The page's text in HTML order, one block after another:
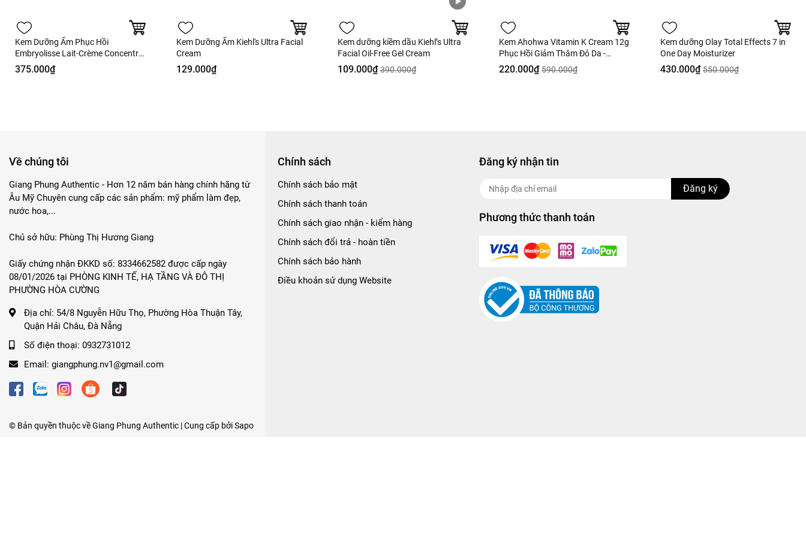
Kem Dưỡng Ẩm Phục Hồi
Embryolisse Lait-Crème Concentré
Fullbox - Hàng Công Ty
375.000₫
Kem Dưỡng Ẩm Kiehl's Ultra Facial
Cream
129.000₫
Kem dưỡng kiềm dầu Kiehl’s Ultra
Facial Oil‑Free Gel Cream
109.000₫ 390.000₫
Kem Ahohwa Vitamin K Cream 12g
Phục Hồi Giảm Thâm Đỏ Da -
Nobox - Hàng Công Ty
220.000₫ 590.000₫
Kem dưỡng Olay Total Effects 7 in
One Day Moisturizer
430.000₫ 550.000₫
Về chúng tôi
Giang Phung Authentic - Hơn 12 năm bán hàng chính hãng từ
Âu Mỹ Chuyên cung cấp các sản phẩm: mỹ phẩm làm đẹp,
nước hoa,...
Chủ sở hữu: Phùng Thị Hương Giang
Giấy chứng nhận ĐKKD số: 8334662582 được cấp ngày
08/01/2026 tại PHÒNG KINH TẾ, HẠ TẦNG VÀ ĐÔ THỊ
PHƯỜNG HÒA CƯỜNG
Địa chỉ: 54/8 Nguyễn Hữu Thọ, Phường Hòa Thuận Tây,
Quận Hải Châu, Đà Nẵng
Số điện thoại: 0932731012
Email: giangphung.nv1@gmail.com
Chính sách
Chính sách bảo mật
Chính sách thanh toán
Chính sách giao nhận - kiểm hàng
Chính sách đổi trả - hoàn tiền
Chính sách bảo hành
Điều khoản sử dụng Website
Đăng ký nhận tin
Đăng ký
Phương thức thanh toán
© Bản quyền thuộc vềGiang Phung Authentic | Cung cấp bởiSapo